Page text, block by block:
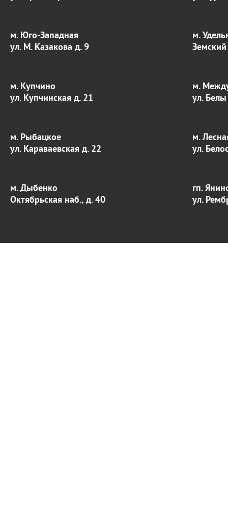
м. Юго-Западная
ул. М. Казакова д. 9
м.
м. Купчино
ул. Купчинская д. 21
м.
ул.
м. Рыбацкое
ул. Караваевская д. 22
м.
ул.
м. Дыбенко
Октябрьская наб., д. 40
гп.
ул.